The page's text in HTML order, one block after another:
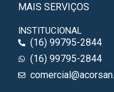
MAIS SERVIÇOS
INSTITUCIONAL
(16) 99795-2844
(16) 99795-2844